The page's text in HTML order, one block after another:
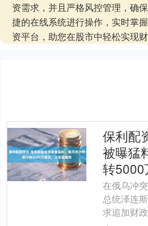
资需求，并且严格风控管理，确
捷的在线系统进行操作，实时掌
资平台，助您在股市中轻松实现财
保利配
被曝猛
转5000
在俄乌冲
总统泽连
求追加财